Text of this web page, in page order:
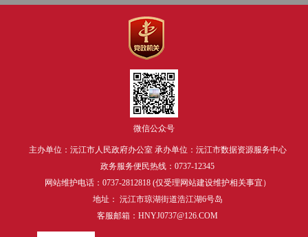
微信公众号
主办单位：沅江市人民政府办公室 承办单位：沅江市数据资源服务中心
政务服务便民热线：0737-12345
网站维护电话：0737-2812818 (仅受理网站建设维护相关事宜）
地址： 沅江市琼湖街道浩江湖6号岛
客服邮箱：HNYJ0737@126.COM